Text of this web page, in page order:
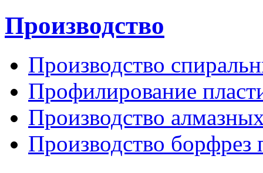
Производство
Производство
Профилирование
Производство
Производство борфрез